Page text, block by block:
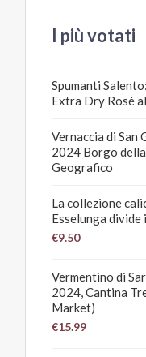
I più votati
Spumanti
Extra Dry Rosé
Vernaccia di San
2024 Borgo
Geografico
La collezione
Esselunga divide
€9.50
Vermentino di
2024, Cantina
Market)
€15.99